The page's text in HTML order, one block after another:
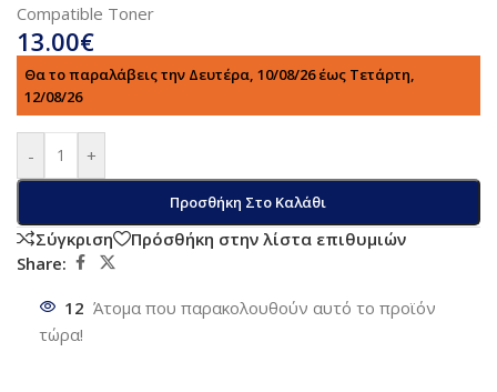
Compatible Toner
13.00€
Θα το παραλάβεις την Δευτέρα, 10/08/26 έως Τετάρτη,
12/08/26
- +
Προσθήκη Στο Καλάθι
Σύγκριση
Πρόσθήκη στην λίστα επιθυμιών
Share:
12 Άτομα που παρακολουθούν αυτό το προϊόν
τώρα!